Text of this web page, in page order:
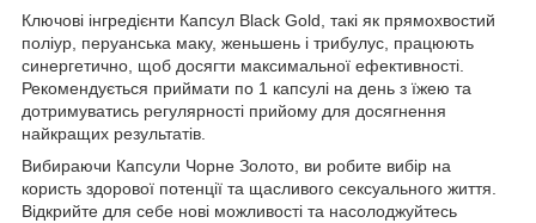
Ключові інгредієнти Капсул Black Gold, такі як прямохвостий
поліур, перуанська маку, женьшень і трибулус, працюють
синергетично, щоб досягти максимальної ефективності.
Рекомендується приймати по 1 капсулі на день з їжею та
дотримуватись регулярності прийому для досягнення
найкращих результатів.
Вибираючи Капсули Чорне Золото, ви робите вибір на
користь здорової потенції та щасливого сексуального життя.
Відкрийте для себе нові можливості та насолоджуйтесь